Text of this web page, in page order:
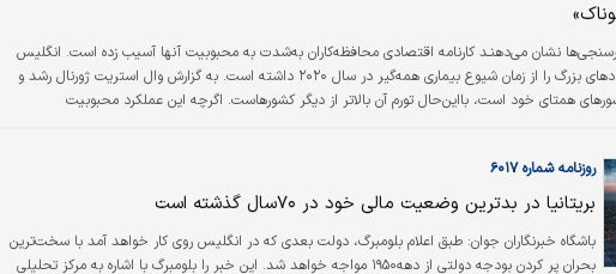
نظـرسنجی‌ها نشان می‌دهنـد کارنامه اقتصادی محافظه‌کاران به‌شدت به محبوبیت آنها آسیب زده است. انگلیس
یکی از بدترین عملکردهای اقتصادهای بزرگ را از زمان شیوع بیماری همه‌گیر در سال ۲۰۲۰ داشته است. به گزارش وال استریت ژورنال رشد و
همتای خود است، با‌این‌حال تورم آن بالاتر از دیگر کشورهاست. اگرچه این عملکرد محبوبیت
روزنامه شماره ۶۰۱۷
بریتانیا در بدترین وضعیت مالی خود در ۷۰سال گذشته است
باشگاه خبرنگاران جوان: طبق اعلام بلومبرگ، دولت بعدی که در انگلیس روی کار خواهد آمد با سخت‌ترین
بحران پر کردن بودجه دولتی از دهه۱۹۵۰ مواجه خواهد شد. این خبر را بلومبرگ با اشاره به مرکز تحلیلی